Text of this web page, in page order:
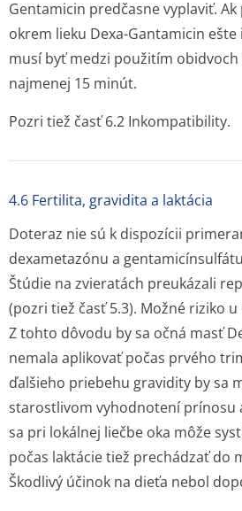
Gentamicin predčasne vyplaviť.
okrem lieku Dexa-Gantamicin
musí byť medzi použitím obidvoch
najmenej 15 minút.
Pozri tiež časť 6.2 Inkompati­bility.
4.6 Fertilita, gravidita a laktácia
Doteraz nie sú k dispozícii
dexametazónu a
Štúdie na zvieratách preukázali
(pozri tiež časť 5.3). Možné riziko
Z tohto dôvodu by sa očná masť
nemala aplikovať počas prvého
ďalšieho priebehu gravidity by sa
starostlivom vyhodnotení prínosu
sa pri lokálnej liečbe oka môže
počas laktácie tiež prechádzať do
Škodlivý účinok na dieťa nebol